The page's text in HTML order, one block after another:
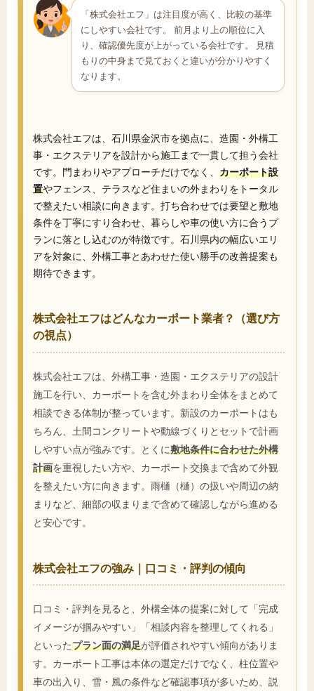
「株式会社エフ」は注目度が高く、比較の基準
にしやすい会社です。 前月より上の順位に入
り、確認優先度が上がっている会社です。 見積
もりの中身まで見ておくと違いが分かりやすく
なります。
株式会社エフは、石川県金沢市を拠点に、造園・外構工
事・エクステリアを設計から施工まで一貫して担う会社
です。門まわりやアプローチだけでなく、 カーポート設
置やフェンス、テラスなど住まいの外まわりをトータル
で整えたい相談に向きます。打ち合わせでは要望と敷地
条件を丁寧にすり合わせ、暮らしや車の使い方に合うプ
ランに落とし込むのが特徴です。石川県内の幅広いエリ
アを対象に、外構工事とあわせた使い勝手の改善提案も
期待できます。
株式会社エフはどんなカーポート業者？（選び方
の視点）
株式会社エフは、外構工事・造園・エクステリアの設計
施工を行い、カーポートを含む外まわり全体をまとめて
相談できる体制が整っています。新設のカーポートはも
ちろん、土間コンクリートや動線づくりとセットで計画
しやすい点が強みです。とくに敷地条件に合わせた外構
計画を重視したい方や、カーポート交換まで含めて外観
を整えたい方に向きます。雨樋（樋）の扱いや周辺の納
まりなど、細部の収まりまで含めて確認しながら進める
と安心です。
株式会社エフの強み｜口コミ・評判の傾向
口コミ・評判を見ると、外構全体の提案に対して「完成
イメージが掴みやすい」「相談内容を整理してくれる」
といったプラン面の満足が評価されやすい傾向がありま
す。カーポート工事は本体の選定だけでなく、柱位置や
車の出入り、雪・風の条件など確認事項が多いため、説